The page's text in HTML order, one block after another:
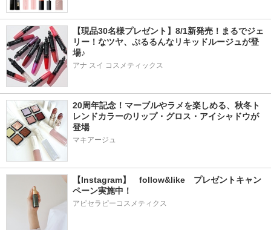
【現品30名様プレゼント】8/1新発売！まるでジェ
リー！なツヤ、ぷるるんなリキッドルージュが登
場♪
アナ スイ コスメティックス
20周年記念！マーブルやラメを楽しめる、秋冬ト
レンドカラーのリップ・グロス・アイシャドウが
登場
マキアージュ
【Instagram】　follow&like　プレゼントキャン
ペーン実施中！
アピセラピーコスメティクス